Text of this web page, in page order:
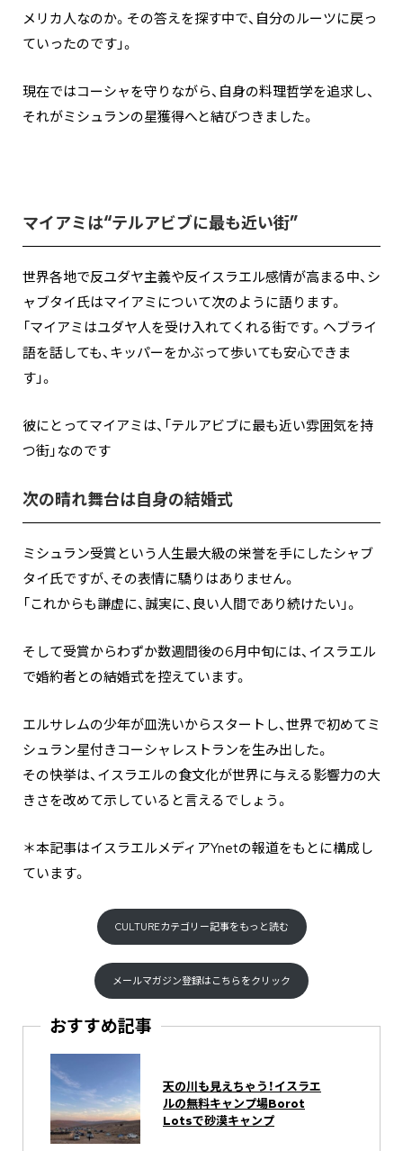
メリカ人なのか。その答えを探す中で、自分のルーツに戻っ
ていったのです」。
現在ではコーシャを守りながら、自身の料理哲学を追求し、
それがミシュランの星獲得へと結びつきました。
マイアミは“テルアビブに最も近い街”
世界各地で反ユダヤ主義や反イスラエル感情が高まる中、シ
ャブタイ氏はマイアミについて次のように語ります。
「マイアミはユダヤ人を受け入れてくれる街です。ヘブライ
語を話しても、キッパーをかぶって歩いても安心できま
す」。
彼にとってマイアミは、「テルアビブに最も近い雰囲気を持
つ街」なのです
次の晴れ舞台は自身の結婚式
ミシュラン受賞という人生最大級の栄誉を手にしたシャブ
タイ氏ですが、その表情に驕りはありません。
「これからも謙虚に、誠実に、良い人間であり続けたい」。
そして受賞からわずか数週間後の6月中旬には、イスラエル
で婚約者との結婚式を控えています。
エルサレムの少年が皿洗いからスタートし、世界で初めてミ
シュラン星付きコーシャレストランを生み出した――。
その快挙は、イスラエルの食文化が世界に与える影響力の大
きさを改めて示していると言えるでしょう。
＊本記事はイスラエルメディアYnetの報道をもとに構成し
ています。
CULTUREカテゴリー記事をもっと読む
メールマガジン登録はこちらをクリック
おすすめ記事
天の川も見えちゃう！イスラエ
ルの無料キャンプ場Borot
Lotsで砂漠キャンプ